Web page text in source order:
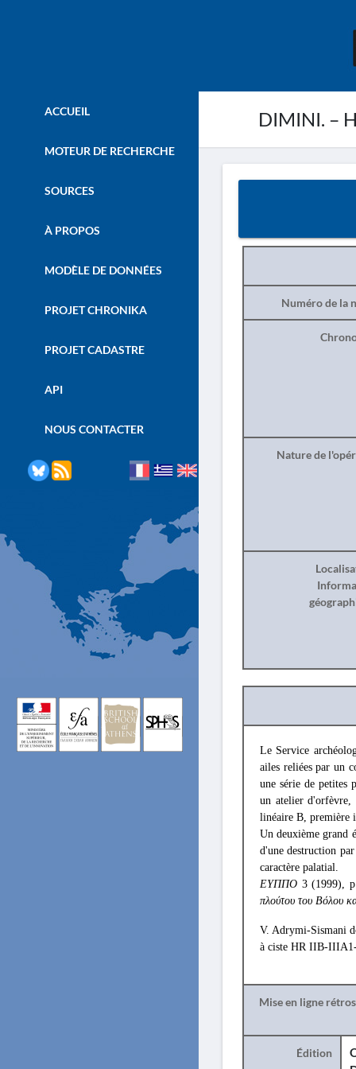
DIMINI. –
ACCUEIL
MOTEUR DE RECHERCHE
SOURCES
À PROPOS
MODÈLE DE DONNÉES
PROJET CHRONIKA
PROJET CADASTRE
API
NOUS CONTACTER
Numéro de la
Nature de
Le Service
ailes reliées par un
une série de petites
un atelier d'orfèvre,
linéaire B, première
Un deuxième grand
d'une destruction
caractère palatial.
ΕYΠΠΟ 3 (1999),
πλούτου του Βόλου
V. Adrymi-Sismani
à ciste HR IIB-IIIA1-
Mise en ligne
Édition